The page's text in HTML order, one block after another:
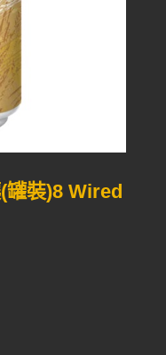
罐裝)8 Wired